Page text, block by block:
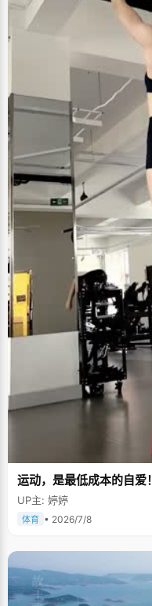
运动，是最低成本的自爱！
UP主: 婷婷
体育 • 2026/7/8